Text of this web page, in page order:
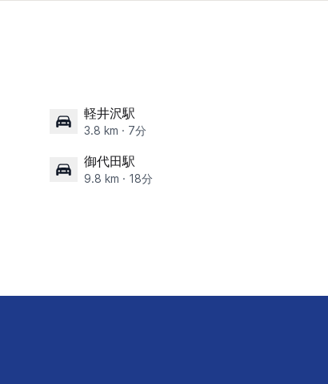
軽井沢駅
3.8 km · 7分
御代田駅
9.8 km · 18分